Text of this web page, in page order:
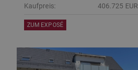
Kaufpreis: 406.725 EUR
ZUM EXPOSÉ